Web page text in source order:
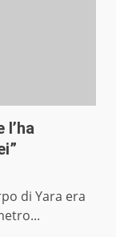
l’ha
di Yara era